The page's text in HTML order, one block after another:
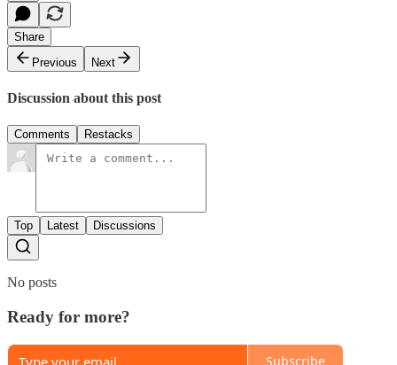
Share
Previous
Next
Discussion about this post
Comments Restacks
Top Latest Discussions
No posts
Ready for more?
Subscribe